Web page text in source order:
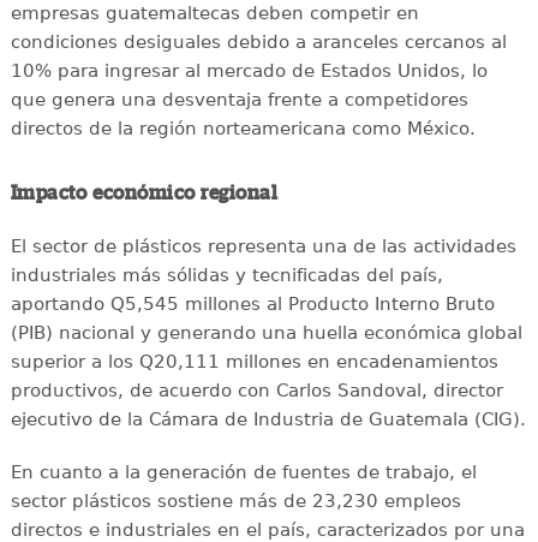
empresas guatemaltecas deben competir en
condiciones desiguales debido a aranceles cercanos al
10% para ingresar al mercado de Estados Unidos, lo
que genera una desventaja frente a competidores
directos de la región norteamericana como México.
Impacto económico regional
El sector de plásticos representa una de las actividades
industriales más sólidas y tecnificadas del país,
aportando Q5,545 millones al Producto Interno Bruto
(PIB) nacional y generando una huella económica global
superior a los Q20,111 millones en encadenamientos
productivos, de acuerdo con Carlos Sandoval, director
ejecutivo de la Cámara de Industria de Guatemala (CIG).
En cuanto a la generación de fuentes de trabajo, el
sector plásticos sostiene más de 23,230 empleos
directos e industriales en el país, caracterizados por una